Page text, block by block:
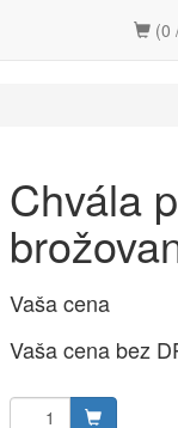
(0
Chvála
Vaša cena
Vaša cena bez